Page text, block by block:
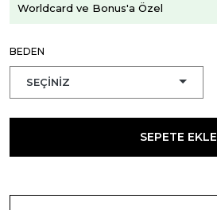
Worldcard ve Bonus'a Özel
BEDEN
SEPETE EKLE